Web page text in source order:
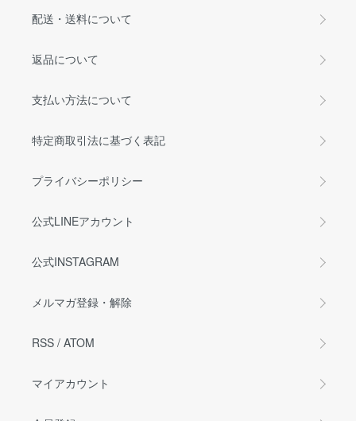
配送・送料について
返品について
支払い方法について
特定商取引法に基づく表記
プライバシーポリシー
公式LINEアカウント
公式INSTAGRAM
メルマガ登録・解除
RSS / ATOM
マイアカウント